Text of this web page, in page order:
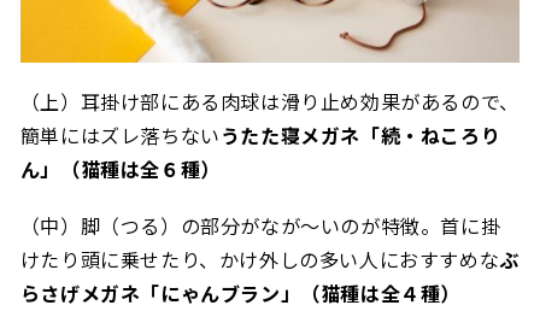
（上）耳掛け部にある肉球は滑り止め効果があるので、
簡単にはズレ落ちないうたた寝メガネ「続・ねころり
ん」（猫種は全６種）
（中）脚（つる）の部分がなが～いのが特徴。首に掛
けたり頭に乗せたり、かけ外しの多い人におすすめなぶ
らさげメガネ「にゃんブラン」（猫種は全４種）